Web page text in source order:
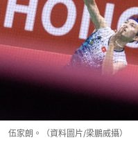
伍家朗。（資料圖片/梁鵬威攝）